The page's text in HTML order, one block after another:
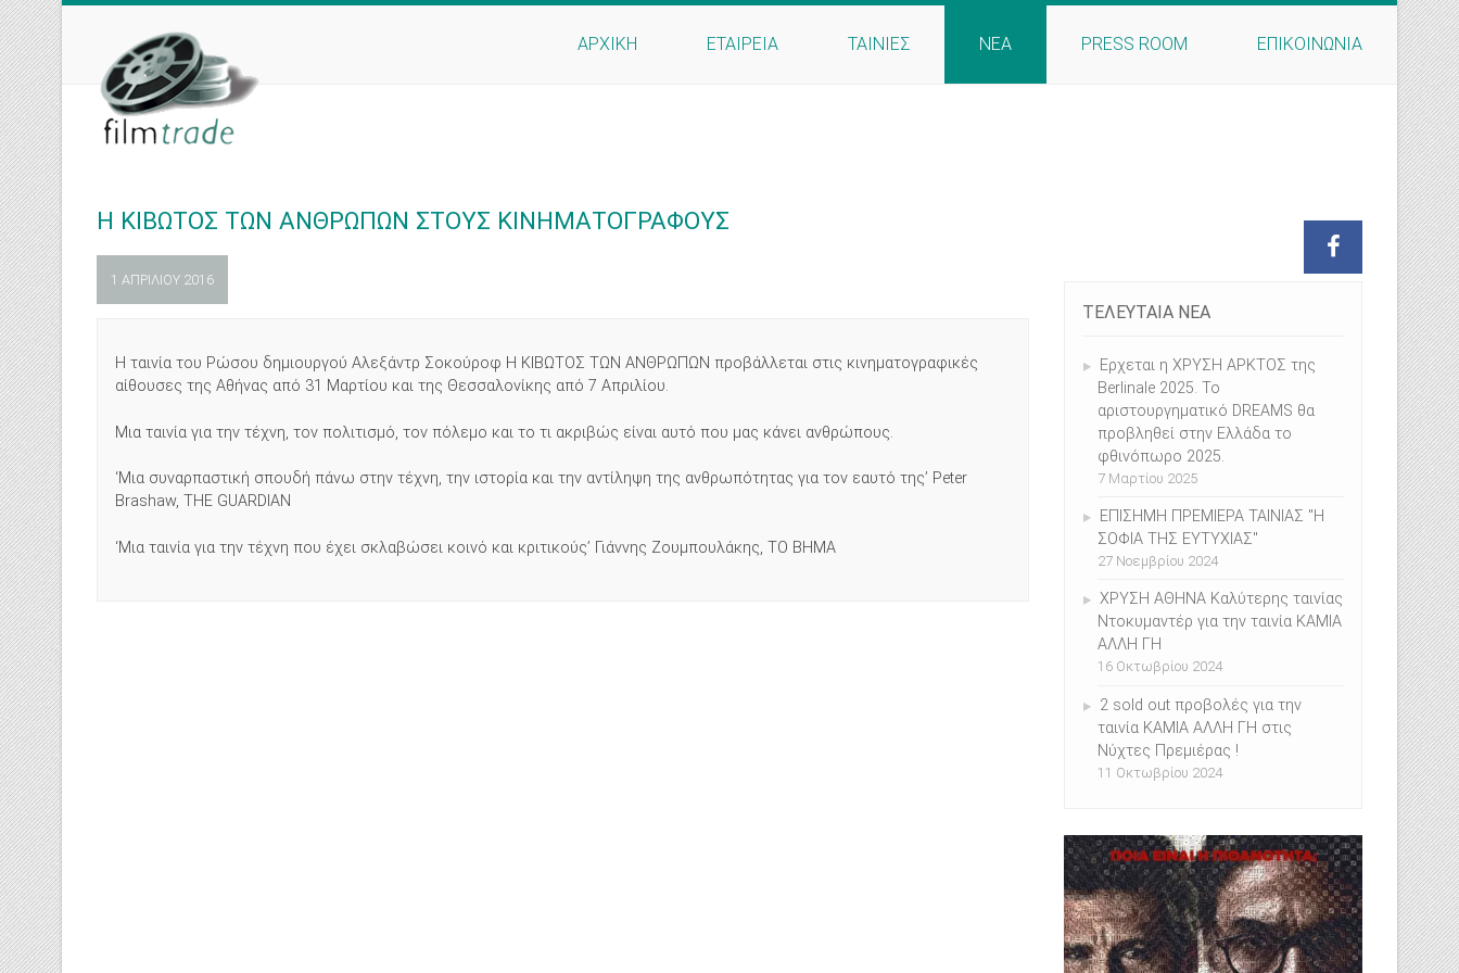
content
ΑΡΧΙΚΗ ΕΤΑΙΡΕΙΑ ΤΑΙΝΙΕΣ ΝΕΑ PRESS ROOM ΕΠΙΚΟΙΝΩΝΙΑ
Η ΚΙΒΩΤΟΣ ΤΩΝ ΑΝΘΡΩΠΩΝ ΣΤΟΥΣ ΚΙΝΗΜΑΤΟΓΡΑΦΟΥΣ
1 ΑΠΡΙΛΊΟΥ 2016
Η ταινία του Ρώσου δημιουργού Αλεξάντρ Σοκούροφ Η ΚΙΒΩΤΟΣ ΤΩΝ ΑΝΘΡΩΠΩΝ προβάλλεται στις κινηματογραφικές
αίθουσες της Αθήνας από 31 Μαρτίου και της Θεσσαλονίκης από 7 Απριλίου.
Μια ταινία για την τέχνη, τον πολιτισμό, τον πόλεμο και το τι ακριβώς είναι αυτό που μας κάνει ανθρώπους.
‘Μια συναρπαστική σπουδή πάνω στην τέχνη, την ιστορία και την αντίληψη της ανθρωπότητας για τον εαυτό της’ Peter
Brashaw, THE GUARDIAN
‘Μια ταινία για την τέχνη που έχει σκλαβώσει κοινό και κριτικούς’ Γιάννης Ζουμπουλάκης, ΤΟ ΒΗΜΑ
ΤΕΛΕΥΤΑΙΑ ΝΕΑ
Ερχεται η ΧΡΥΣΗ ΑΡΚΤΟΣ της
Berlinale 2025. Το
αριστουργηματικό DREAMS θα
προβληθεί στην Ελλάδα το
φθινόπωρο 2025.
7 Μαρτίου 2025
ΕΠΙΣHMH ΠΡΕΜΙΕΡΑ ΤΑΙΝΙΑΣ "Η
ΣΟΦΙΑ ΤΗΣ ΕΥΤΥΧΙΑΣ"
27 Νοεμβρίου 2024
ΧΡΥΣΗ ΑΘΗΝΑ Καλύτερης ταινίας
Ντοκυμαντέρ για την ταινία ΚΑΜΙΑ
ΑΛΛΗ ΓΗ
16 Οκτωβρίου 2024
2 sold out προβολές για την
ταινία ΚΑΜΙΑ ΑΛΛΗ ΓΗ στις
Νύχτες Πρεμιέρας !
11 Οκτωβρίου 2024